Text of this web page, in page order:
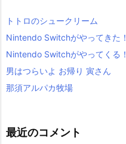
トトロのシュークリーム
Nintendo Switchがやってきた！
Nintendo Switchがやってくる！
男はつらいよ お帰り 寅さん
那須アルパカ牧場
最近のコメント